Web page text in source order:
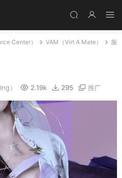
Center） VAM（Virt A Mate）
服
） 2.19k 295 推广